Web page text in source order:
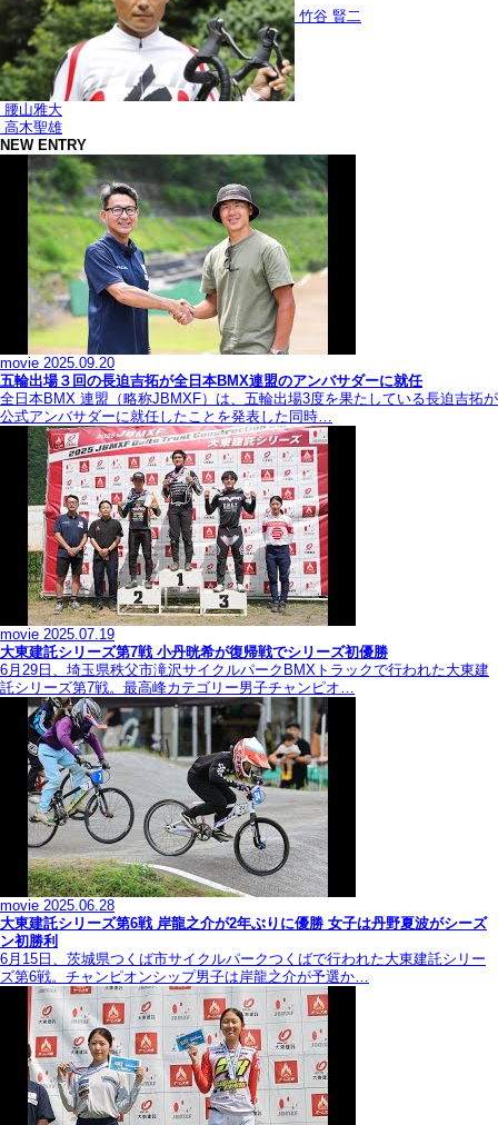
竹谷 賢二
腰山雅大
高木聖雄
NEW ENTRY
movie 2025.09.20
五輪出場３回の長迫吉拓が全日本BMX連盟のアンバサダーに就任
全日本BMX 連盟（略称JBMXF）は、五輪出場3度を果たしている長迫吉拓が
公式アンバサダーに就任したことを発表した同時…
movie 2025.07.19
大東建託シリーズ第7戦 ⼩丹晄希が復帰戦でシリーズ初優勝
6月29日、埼玉県秩父市滝沢サイクルパークBMXトラックで行われた大東建
託シリーズ第7戦。最高峰カテゴリー男子チャンピオ…
movie 2025.06.28
大東建託シリーズ第6戦 岸龍之介が2年ぶりに優勝 女子は丹野夏波がシーズ
ン初勝利
6月15日、茨城県つくば市サイクルパークつくばで行われた大東建託シリー
ズ第6戦。チャンピオンシップ男子は岸龍之介が予選か…